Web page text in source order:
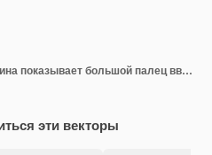
Веселая молодая женщина показывает большой палец вверх концепции
эти векторы